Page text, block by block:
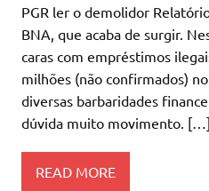
PGR ler o demolidor
BNA, que acaba de surgir.
caras com empréstimos
milhões (não confirmados)
diversas barbaridades
dúvida muito movimento. […]
READ MORE